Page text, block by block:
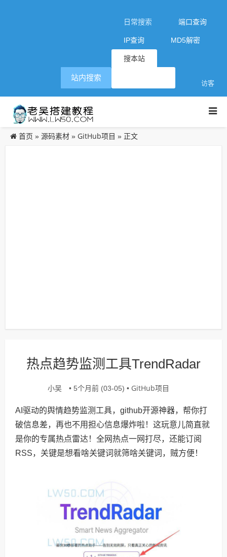
日常搜索 端口查询
IP查询 MD5解密
搜本站
访客
站内搜索
首页 » 源码素材 » GitHub项目 » 正文
热点趋势监测工具TrendRadar
小吴 • 5个月前 (03-05) • GitHub项目
AI驱动的舆情趋势监测工具，github开源神器，帮你打
破信息差，再也不用担心信息爆炸啦！这玩意儿简直就
是你的专属热点雷达！全网热点一网打尽，还能订阅
RSS，关键是想看啥关键词就筛啥关键词，贼方便！